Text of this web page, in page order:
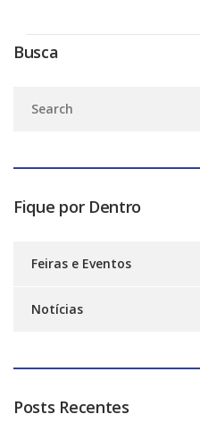
Busca
Fique por Dentro
Feiras e Eventos
Notícias
Posts Recentes